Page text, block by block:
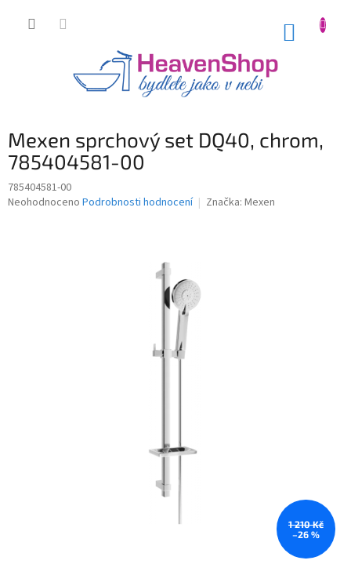
Mexen sprchový set DQ40, chrom,
785404581-00
785404581-00
Průměrné
Neohodnoceno Podrobnosti hodnocení Značka: Mexen
1 210 Kč
–26 %